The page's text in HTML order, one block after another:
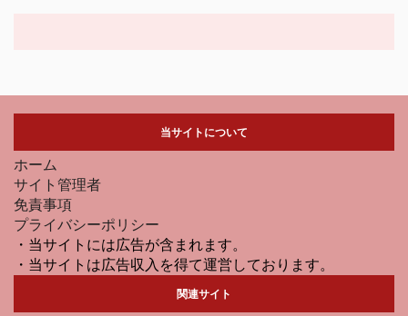
当サイトについて
ホーム
サイト管理者
免責事項
プライバシーポリシー
・当サイトには広告が含まれます。
・当サイトは広告収入を得て運営しております。
関連サイト